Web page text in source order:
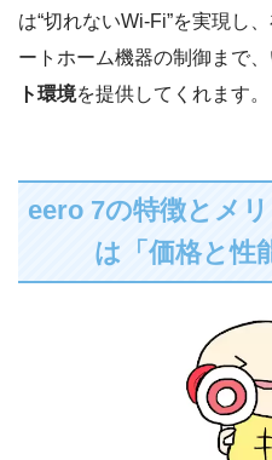
は“切れないWi-Fi”を実現し
ートホーム機器の制御まで、
ト環境を提供してくれます。
eero 7の特徴とメ
は「価格と性